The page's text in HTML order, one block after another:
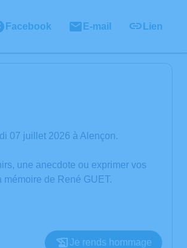
Facebook E-mail Lien
07 juillet 2026 à Alençon.
une anecdote ou exprimer vos
de René GUET.
Je rends hommage